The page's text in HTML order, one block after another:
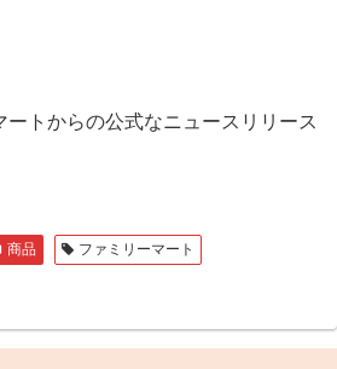
トからの公式なニュースリリース
商品 ファミリーマート